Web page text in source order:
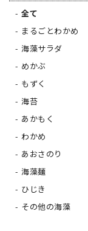
全て
まるごとわかめ
海藻サラダ
めかぶ
もずく
海苔
あかもく
わかめ
あおさのり
海藻麺
ひじき
その他の海藻